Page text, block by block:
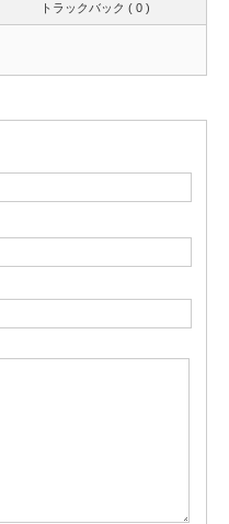
トラックバック ( 0 )